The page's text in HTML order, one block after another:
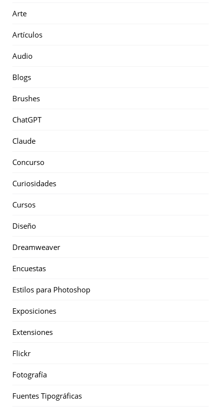
Arte
Artículos
Audio
Blogs
Brushes
ChatGPT
Claude
Concurso
Curiosidades
Cursos
Diseño
Dreamweaver
Encuestas
Estilos para Photoshop
Exposiciones
Extensiones
Flickr
Fotografía
Fuentes Tipográficas